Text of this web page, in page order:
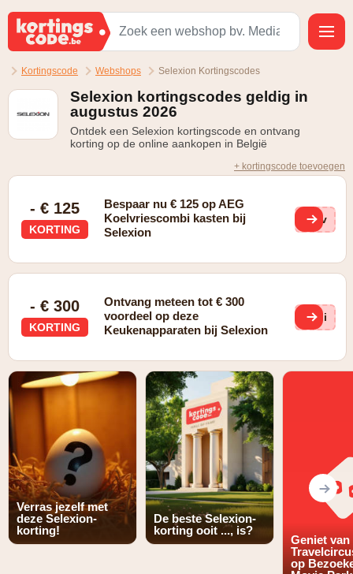
Kortingscode Webshops Selexion Kortingscodes
Selexion kortingscodes geldig in
augustus 2026
Ontdek een Selexion kortingscode en ontvang
korting op de online aankopen in België
+ kortingscode toevoegen
- € 125
KORTING
Bespaar nu € 125 op AEG
Koelvriescombi kasten bij
Selexion
Iev
- € 300
KORTING
Ontvang meteen tot € 300
voordeel op deze
Keukenapparaten bij Selexion
Mpi
Verras jezelf met
deze Selexion-
korting!
De beste Selexion-
korting ooit ..., is?
Geniet van
op